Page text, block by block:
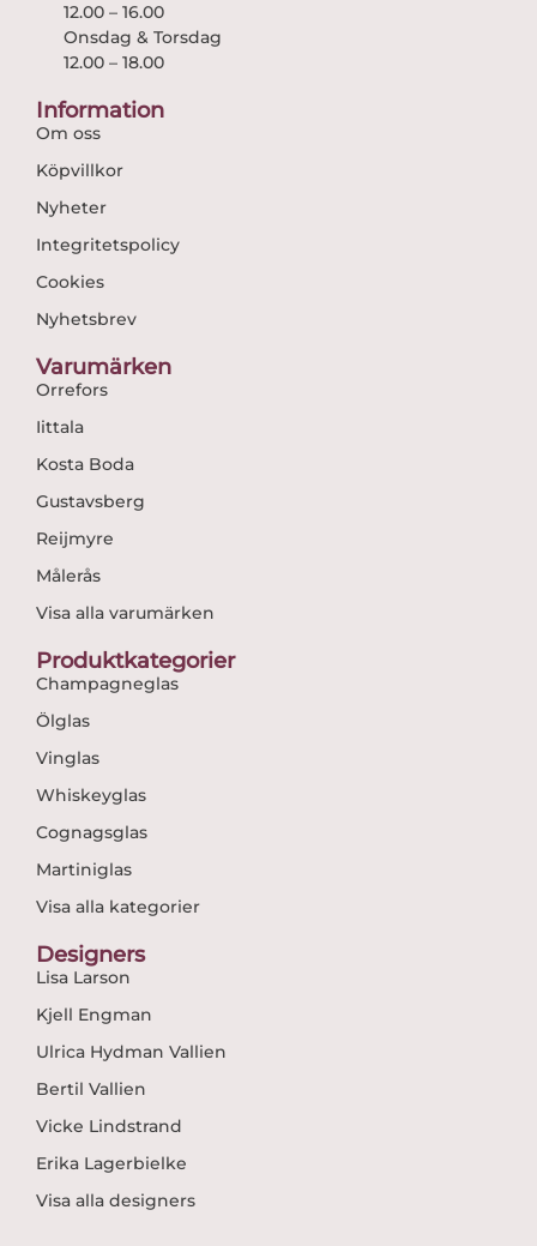
12.00 – 16.00
Onsdag & Torsdag
12.00 – 18.00
Information
Om oss
Köpvillkor
Nyheter
Integritetspolicy
Cookies
Nyhetsbrev
Varumärken
Orrefors
Iittala
Kosta Boda
Gustavsberg
Reijmyre
Målerås
Visa alla varumärken
Produktkategorier
Champagneglas
Ölglas
Vinglas
Whiskeyglas
Cognagsglas
Martiniglas
Visa alla kategorier
Designers
Lisa Larson
Kjell Engman
Ulrica Hydman Vallien
Bertil Vallien
Vicke Lindstrand
Erika Lagerbielke
Visa alla designers